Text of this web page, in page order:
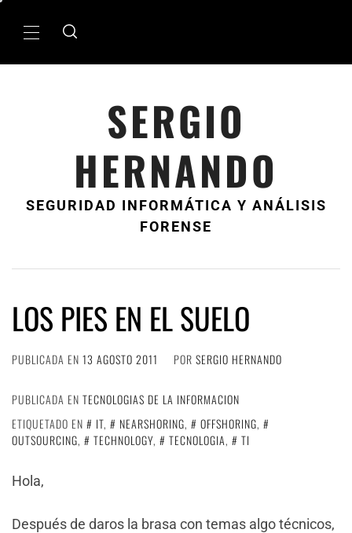
MenÃº
SERGIO
HERNANDO
SEGURIDAD INFORMÁTICA Y ANÁLISIS
FORENSE
LOS PIES EN EL SUELO
PUBLICADA EN 13 AGOSTO 2011 POR SERGIO HERNANDO
PUBLICADA EN TECNOLOGIAS DE LA INFORMACION
ETIQUETADO EN
IT, NEARSHORING, OFFSHORING,
OUTSOURCING, TECHNOLOGY, TECNOLOGIA, TI
Hola,
Después de daros la brasa con temas algo técnicos,